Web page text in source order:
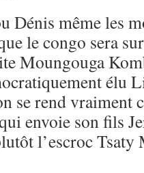
Dénis même les
le congo sera
Moungouga
élu
se rend vraiment
envoie son fils
l’escroc Tsaty